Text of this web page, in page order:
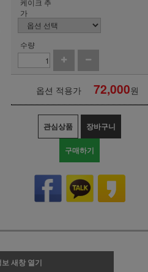
케이크 추
가
수량
옵션 적용가 72,000원
관심상품 장바구니
구매하기
새창 열기